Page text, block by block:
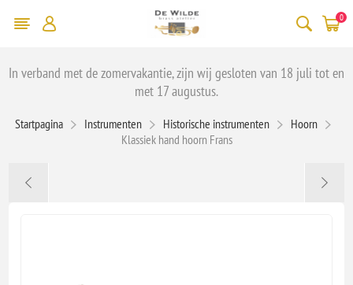
0
In verband met de zomervakantie, zijn wij gesloten van 18 juli tot en
met 17 augustus.
Startpagina Instrumenten Historische instrumenten
Hoorn
Klassiek hand hoorn Frans